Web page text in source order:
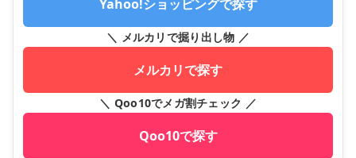
Yahoo!ショッピングで探す
＼ メルカリで掘り出し物 ／
メルカリで探す
＼ Qoo10でメガ割チェック ／
Qoo10で探す